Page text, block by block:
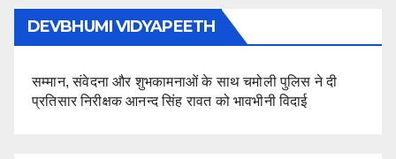
DEVBHUMI VIDYAPEETH
सम्मान, संवेदना और शुभकामनाओं के साथ चमोली पुलिस ने दी
प्रतिसार निरीक्षक आनन्द सिंह रावत को भावभीनी विदाई